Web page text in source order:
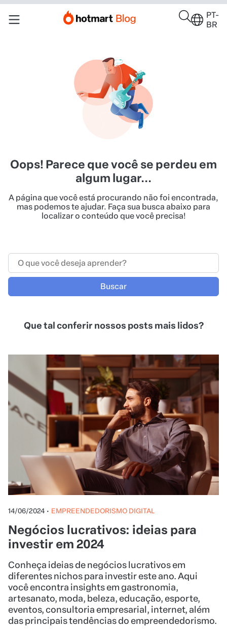
PT-
BR
Oops! Parece que você se perdeu em
algum lugar...
A página que você está procurando não foi encontrada,
mas podemos te ajudar. Faça sua busca abaixo para
localizar o conteúdo que você precisa!
Buscar
Que tal conferir nossos posts mais lidos?
14/06/2024 • EMPREENDEDORISMO DIGITAL
Negócios lucrativos: ideias para
investir em 2024
Conheça ideias de negócios lucrativos em
diferentes nichos para investir este ano. Aqui
você encontra insights em gastronomia,
artesanato, moda, beleza, educação, esporte,
eventos, consultoria empresarial, internet, além
das principais tendências do empreendedorismo.